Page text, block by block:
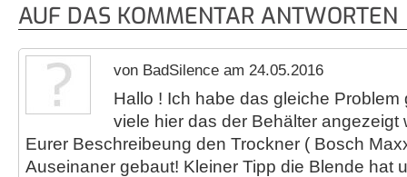
AUF DAS KOMMENTAR ANTWORTEN
von BadSilence am 24.05.2016
Hallo ! Ich habe das gleiche
viele hier das der Behälter angezeigt
Eurer Beschreibeung den Trockner ( Bosch
Auseinaner gebaut! Kleiner Tipp die Blende hat